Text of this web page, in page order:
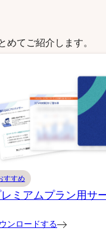
てご紹介します。
すすめ
ミアムプラン用サ
ンロードする